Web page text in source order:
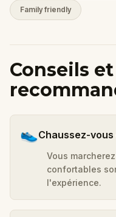
Family friendly
Conseils et
👟Chaussez-
Vous
confortables
l'expérience.